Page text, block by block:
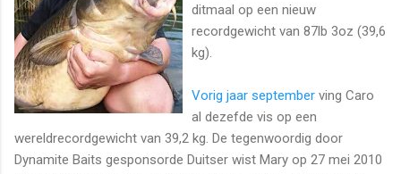
ditmaal op een nieuw
recordgewicht van 87lb 3oz (39,6
kg).
Vorig jaar september ving Caro
al dezefde vis op een
wereldrecordgewicht van 39,2 kg. De tegenwoordig door
Dynamite Baits gesponsorde Duitser wist Mary op 27 mei 2010